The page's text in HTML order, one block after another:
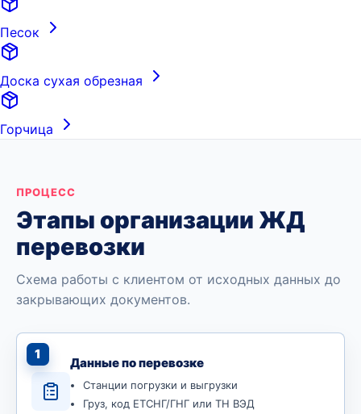
Песок
Доска сухая обрезная
Горчица
ПРОЦЕСС
Этапы организации ЖД
перевозки
Схема работы с клиентом от исходных данных до
закрывающих документов.
1
Данные по перевозке
Станции погрузки и выгрузки
Груз, код ЕТСНГ/ГНГ или ТН ВЭД